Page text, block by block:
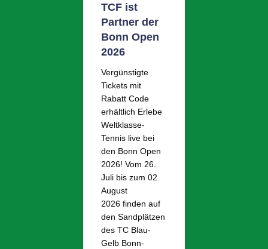
TCF ist
Partner der
Bonn Open
2026
Vergünstigte
Tickets mit
Rabatt Code
erhältlich Erlebe
Weltklasse-
Tennis live bei
den Bonn Open
2026! Vom 26.
Juli bis zum 02.
August
2026 finden auf
den Sandplätzen
des TC Blau-
Gelb Bonn-